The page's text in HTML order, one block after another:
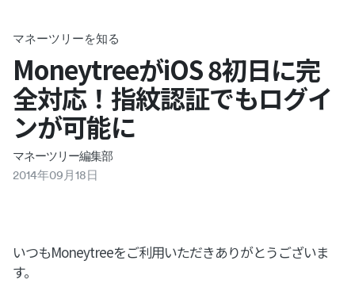
マネーツリーを知る
MoneytreeがiOS 8初日に完
全対応！指紋認証でもログイ
ンが可能に
マネーツリー編集部
2014年09 月18日
いつもMoneytreeをご利用いただきありがとうございま
す。